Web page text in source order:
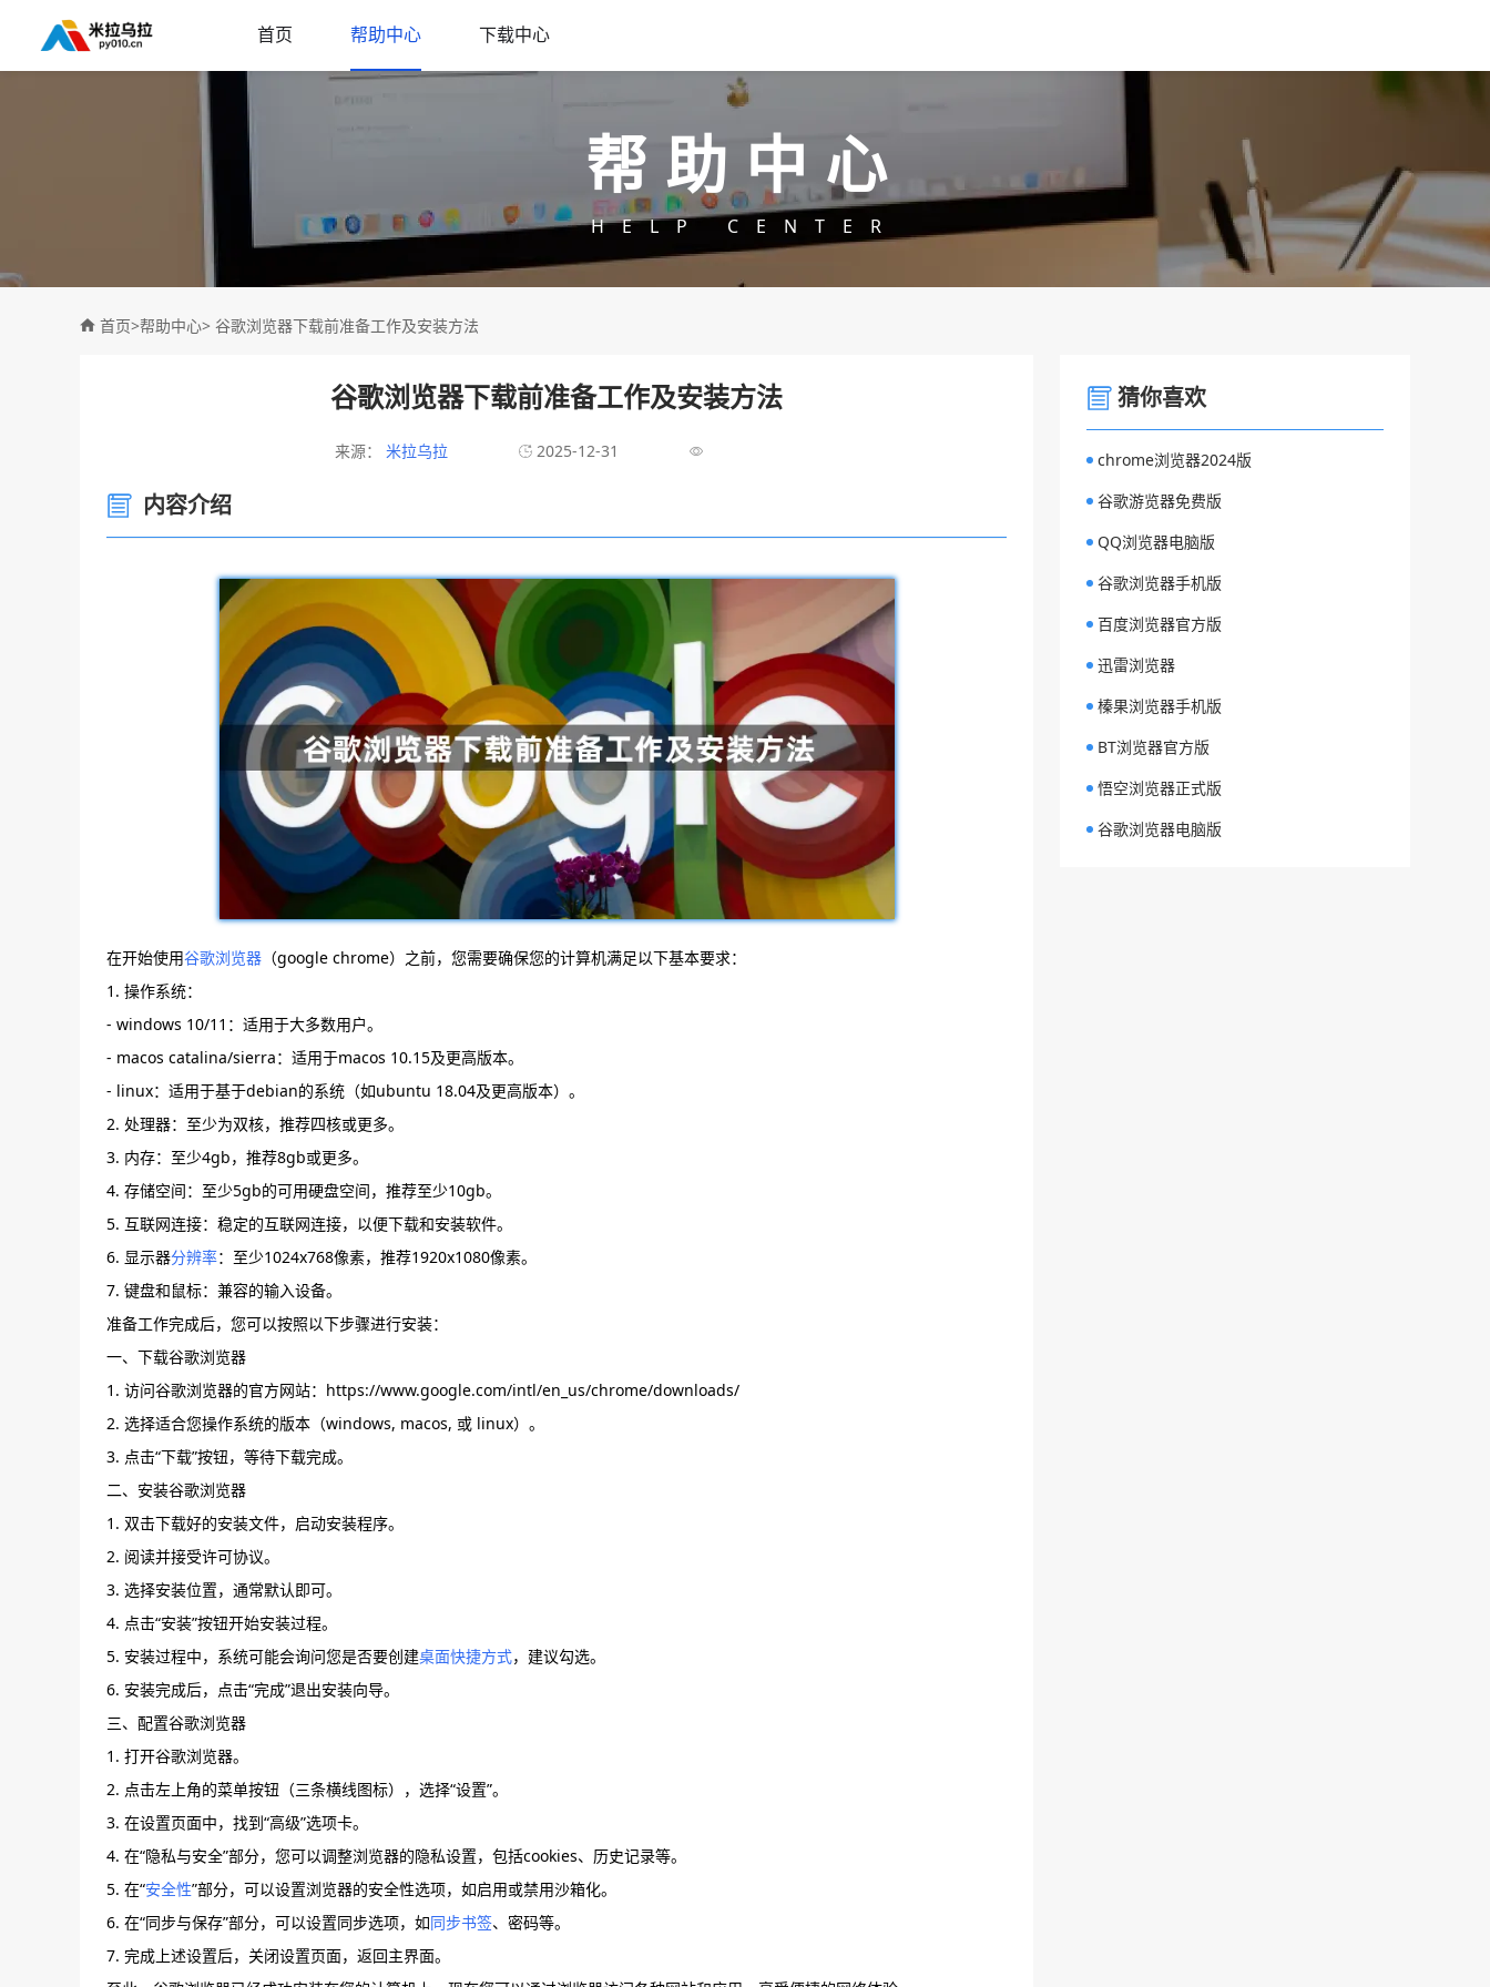
首页 帮助中心 下载中心
帮助中心
HELP CENTER
首页>帮助中心> 谷歌浏览器下载前准备工作及安装方法
谷歌浏览器下载前准备工作及安装方法
来源： 米拉乌拉 2025-12-31
内容介绍
在开始使用谷歌浏览器 （google chrome）之前，您需要确保您的计算机满足以下基本要求：
1. 操作系统：
- windows 10/11：适用于大多数用户。
- macos catalina/sierra：适用于macos 10.15及更高版本。
- linux：适用于基于debian的系统（如ubuntu 18.04及更高版本）。
2. 处理器：至少为双核，推荐四核或更多。
3. 内存：至少4gb，推荐8gb或更多。
4. 存储空间：至少5gb的可用硬盘空间，推荐至少10gb。
5. 互联网连接：稳定的互联网连接，以便下载和安装软件。
6. 显示器分辨率：至少1024x768像素，推荐1920x1080像素。
7. 键盘和鼠标：兼容的输入设备。
准备工作完成后，您可以按照以下步骤进行安装：
一、下载谷歌浏览器
1. 访问谷歌浏览器的官方网站：https://www.google.com/intl/en_us/chrome/downloads/
2. 选择适合您操作系统的版本（windows, macos, 或 linux）。
3. 点击“下载”按钮，等待下载完成。
二、安装谷歌浏览器
1. 双击下载好的安装文件，启动安装程序。
2. 阅读并接受许可协议。
3. 选择安装位置，通常默认即可。
4. 点击“安装”按钮开始安装过程。
5. 安装过程中，系统可能会询问您是否要创建桌面快捷方式，建议勾选。
6. 安装完成后，点击“完成”退出安装向导。
三、配置谷歌浏览器
1. 打开谷歌浏览器。
2. 点击左上角的菜单按钮（三条横线图标），选择“设置”。
3. 在设置页面中，找到“高级”选项卡。
4. 在“隐私与安全”部分，您可以调整浏览器的隐私设置，包括cookies、历史记录等。
5. 在“安全性”部分，可以设置浏览器的安全性选项，如启用或禁用沙箱化。
6. 在“同步与保存”部分，可以设置同步选项，如同步书签、密码等。
7. 完成上述设置后，关闭设置页面，返回主界面。
猜你喜欢
chrome浏览器2024版
谷歌游览器免费版
QQ浏览器电脑版
谷歌浏览器手机版
百度浏览器官方版
迅雷浏览器
榛果浏览器手机版
BT浏览器官方版
悟空浏览器正式版
谷歌浏览器电脑版